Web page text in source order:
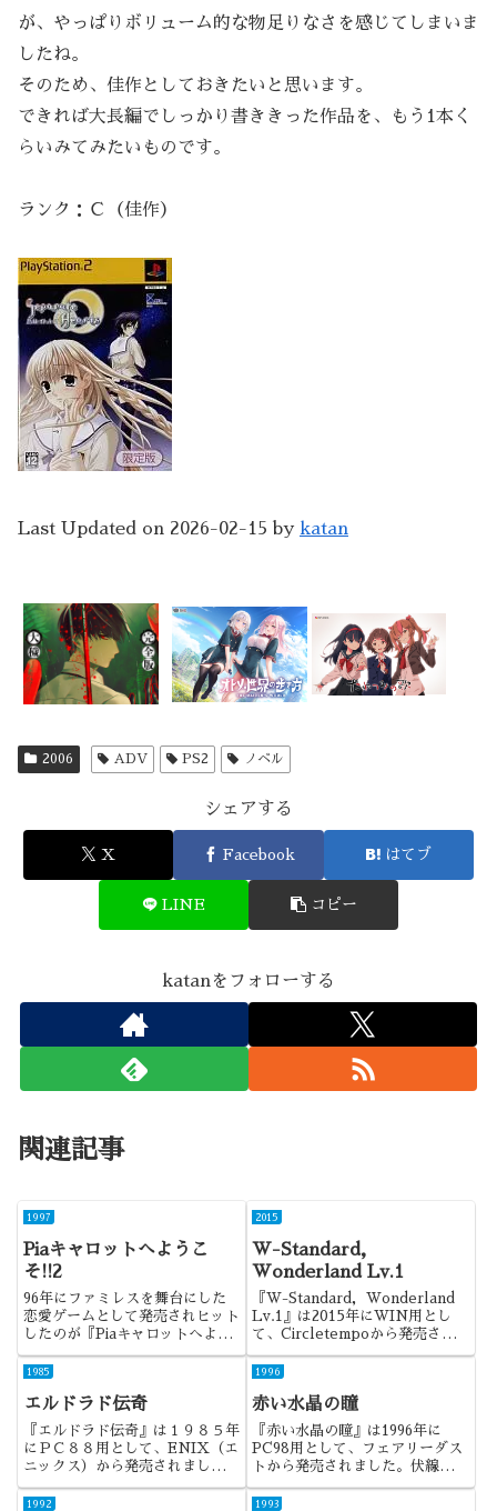
が、やっぱりボリューム的な物足りなさを感じてしまいま
したね。
そのため、佳作としておきたいと思います。
できれば大長編でしっかり書ききった作品を、もう1本く
らいみてみたいものです。
ランク：Ｃ（佳作）
Last Updated on 2026-02-15 by katan
2006 ADV PS2 ノベル
シェアする
X Facebook はてブ
LINE コピー
katanをフォローする
関連記事
1997
Piaキャロットへようこ
そ!!2
96年にファミレスを舞台にした
恋愛ゲームとして発売されヒット
したのが『Piaキャロットへよう
で、舞台は4年後となります。
2015
W-Standard，
Wonderland Lv.1
『W-Standard，Wonderland
Lv.1』は2015年にWIN用とし
て、Circletempoから発売され
かし楽しかっただろうな～ストー
群に優れた作品でしたね。
1985
エルドラド伝奇
『エルドラド伝奇』は１９８５年
にＰＣ８８用として、ENIX（エ
ニックス）から発売されました。
かかわった作品であり、発売当初
1996
赤い水晶の瞳
『赤い水晶の瞳』は1996年に
PC98用として、フェアリーダス
トから発売されました。伏線や、
トを残す推理ADVでした。
1992 1993